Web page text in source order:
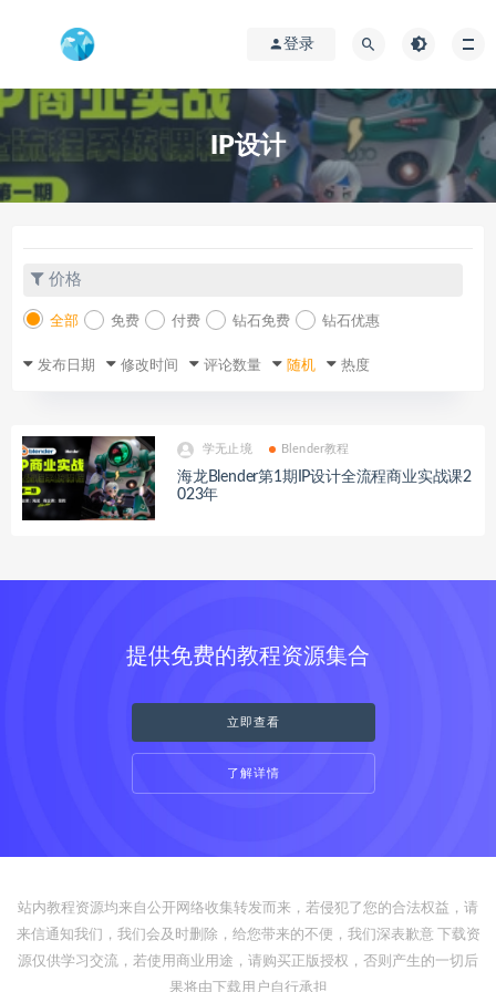
登录
IP设计
价格
全部 免费 付费 钻石免费 钻石优惠
发布日期 修改时间 评论数量 随机 热度
学无止境 Blender教程
海龙Blender第1期IP设计全流程商业实战课2
023年
提供免费的教程资源集合
立即查看
了解详情
站内教程资源均来自公开网络收集转发而来，若侵犯了您的合法权益，请
来信通知我们，我们会及时删除，给您带来的不便，我们深表歉意 下载资
源仅供学习交流，若使用商业用途，请购买正版授权，否则产生的一切后
果将由下载用户自行承担